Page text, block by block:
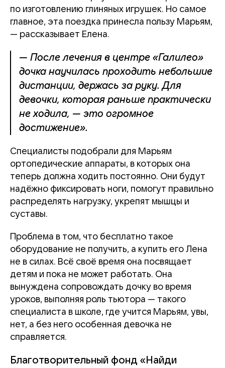
по изготовлению глиняных игрушек. Но самое
главное, эта поездка принесла пользу Марьям,
— рассказывает Елена.
— После лечения в центре «Галилео»
дочка научилась проходить небольшие
дистанции, держась за руку. Для
девочки, которая раньше практически
не ходила, — это огромное
достижение».
Специалисты подобрали для Марьям
ортопедические аппараты, в которых она
теперь должна ходить постоянно. Они будут
надёжно фиксировать ноги, помогут правильно
распределять нагрузку, укрепят мышцы и
суставы.
Проблема в том, что бесплатно такое
оборудование не получить, а купить его Лена
не в силах. Всё своё время она посвящает
детям и пока не может работать. Она
вынуждена сопровождать дочку во время
уроков, выполняя роль тьютора — такого
специалиста в школе, где учится Марьям, увы,
нет, а без него особенная девочка не
справляется.
Благотворительный фонд «Найди